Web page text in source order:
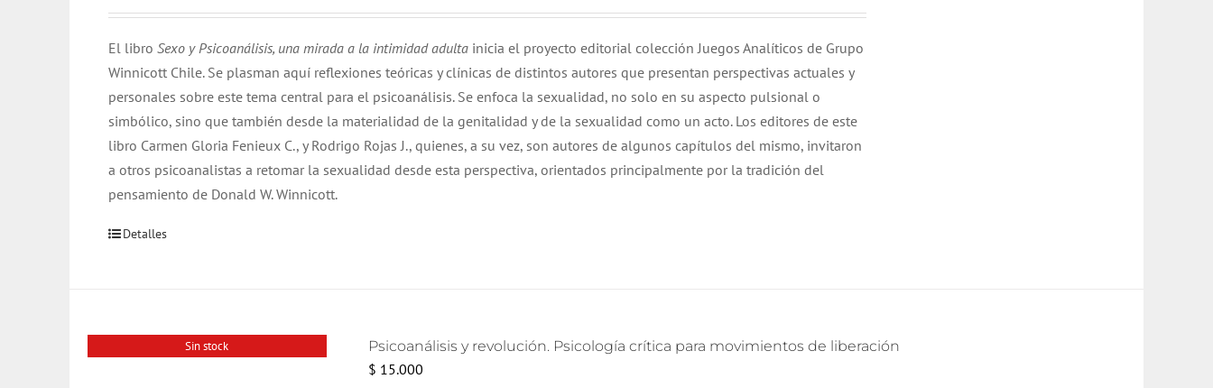
El libro Sexo y Psicoanálisis, una mirada a la intimidad adulta inicia el proyecto editorial colección Juegos Analíticos de Grupo
Winnicott Chile. Se plasman aquí reflexiones teóricas y clínicas de distintos autores que presentan perspectivas actuales y
personales sobre este tema central para el psicoanálisis. Se enfoca la sexualidad, no solo en su aspecto pulsional o
simbólico, sino que también desde la materialidad de la genitalidad y de la sexualidad como un acto. Los editores de este
libro Carmen Gloria Fenieux C., y Rodrigo Rojas J., quienes, a su vez, son autores de algunos capítulos del mismo, invitaron
a otros psicoanalistas a retomar la sexualidad desde esta perspectiva, orientados principalmente por la tradición del
pensamiento de Donald W. Winnicott.
Detalles
Sin stock Psicoanálisis y revolución. Psicología crítica para movimientos de liberación
$ 15.000